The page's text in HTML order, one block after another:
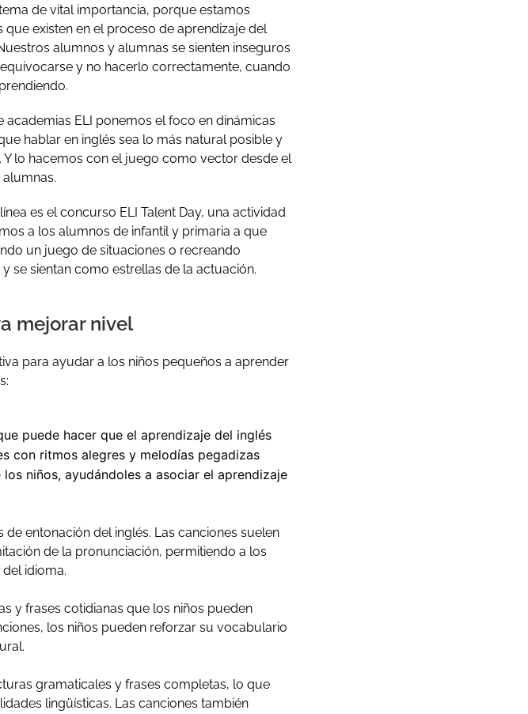
de vital importancia, porque estamos
existen en el proceso de aprendizaje del
alumnos y alumnas se sienten inseguros
y no hacerlo correctamente, cuando
ELI ponemos el foco en dinámicas
hablar en inglés sea lo más natural posible y
lo hacemos con el juego como vector desde el
es el concurso ELI Talent Day, una actividad
a los alumnos de infantil y primaria a que
un juego de situaciones o recreando
se sientan como estrellas de la actuación.
mejorar nivel
para ayudar a los niños pequeños a aprender
puede hacer que el aprendizaje del inglés
con ritmos alegres y melodías pegadizas
niños, ayudándoles a asociar el aprendizaje
entonación del inglés. Las canciones suelen
de la pronunciación, permitiendo a los
idioma.
y frases cotidianas que los niños pueden
los niños pueden reforzar su vocabulario
gramaticales y frases completas, lo que
lingüísticas. Las canciones también